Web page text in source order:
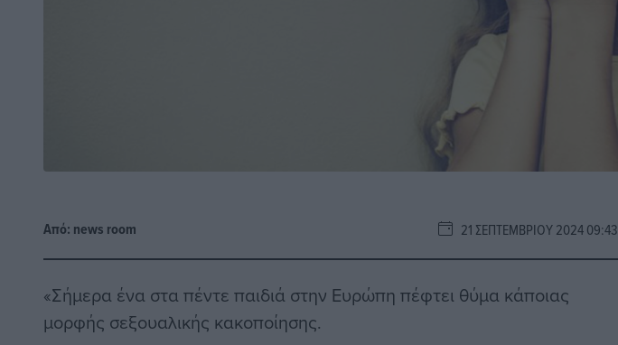
Από: news room 21 ΣΕΠΤΕΜΒΡΊΟΥ 2024 09:43
«Σήμερα ένα στα πέντε παιδιά στην Ευρώπη πέφτει θύμα κάποιας
μορφής σεξουαλικής κακοποίησης.